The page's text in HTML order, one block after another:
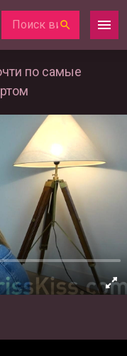
по самые